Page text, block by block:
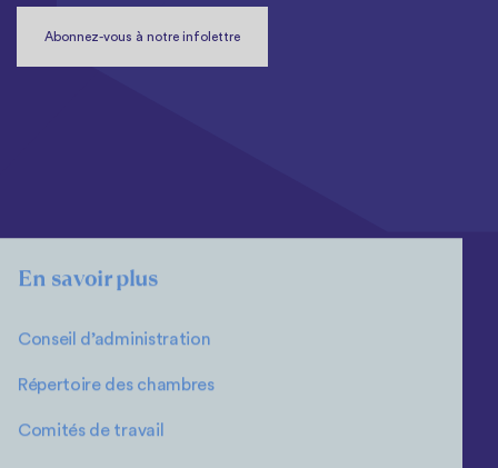
En savoir plus
Conseil d’administration
Répertoire des chambres
Comités de travail
Abonnez-vous à notre infolettre